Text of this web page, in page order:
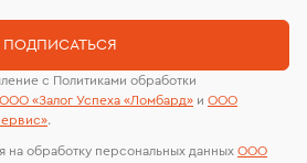
ПОДПИСАТЬСЯ
с Политиками обработки
ООО «Залог Успеха «Ломбард» и ООО
.
на обработку персональных данных ООО